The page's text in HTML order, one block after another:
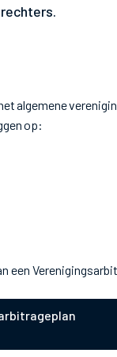
algemene
op:
een